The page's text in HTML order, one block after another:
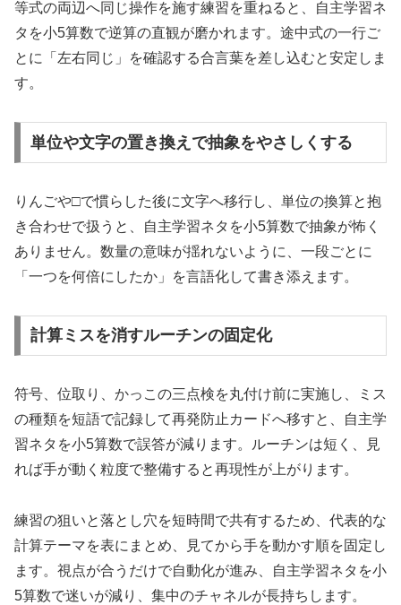
等式の両辺へ同じ操作を施す練習を重ねると、自主学習ネ
タを小5算数で逆算の直観が磨かれます。途中式の一行ご
とに「左右同じ」を確認する合言葉を差し込むと安定しま
す。
単位や文字の置き換えで抽象をやさしくする
りんごや□で慣らした後に文字へ移行し、単位の換算と抱
き合わせで扱うと、自主学習ネタを小5算数で抽象が怖く
ありません。数量の意味が揺れないように、一段ごとに
「一つを何倍にしたか」を言語化して書き添えます。
計算ミスを消すルーチンの固定化
符号、位取り、かっこの三点検を丸付け前に実施し、ミス
の種類を短語で記録して再発防止カードへ移すと、自主学
習ネタを小5算数で誤答が減ります。ルーチンは短く、見
れば手が動く粒度で整備すると再現性が上がります。
練習の狙いと落とし穴を短時間で共有するため、代表的な
計算テーマを表にまとめ、見てから手を動かす順を固定し
ます。視点が合うだけで自動化が進み、自主学習ネタを小
5算数で迷いが減り、集中のチャネルが長持ちします。